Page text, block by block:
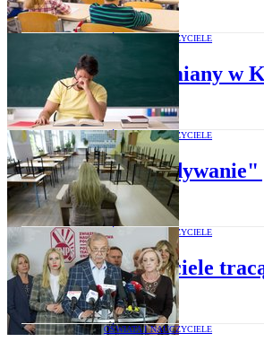
OŚWIATA I NAUCZYCIELE
Będą zmiany w
OŚWIATA I NAUCZYCIELE
OŚWIATA I NAUCZYCIELE
Nauczyciele
OŚWIATA I NAUCZYCIELE